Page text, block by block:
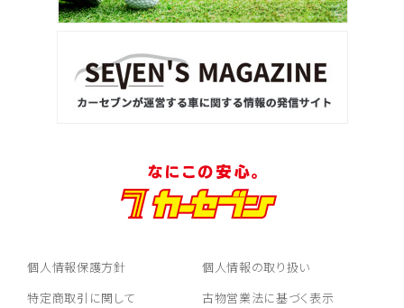
個人情報保護方針
個人情報の取り扱い
特定商取引に関して
古物営業法に基づく表示